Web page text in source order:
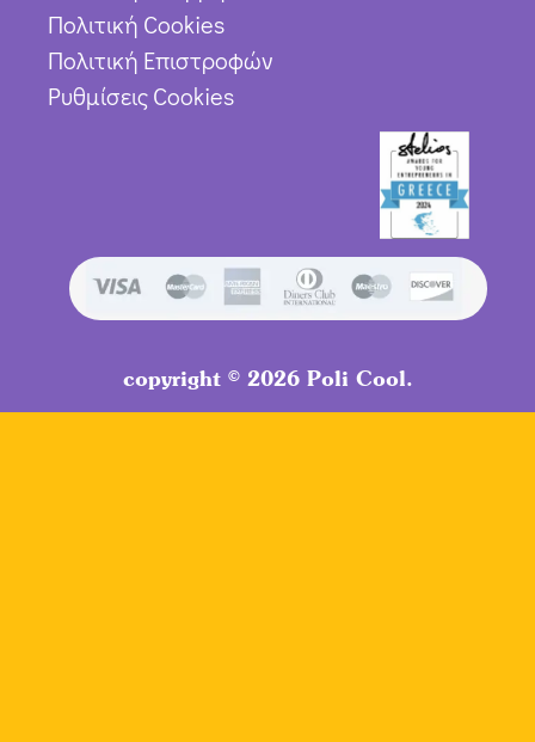
Πολιτική Cookies
Πολιτική Επιστροφών
Ρυθμίσεις Cookies
copyright © 2026 Poli Cool.